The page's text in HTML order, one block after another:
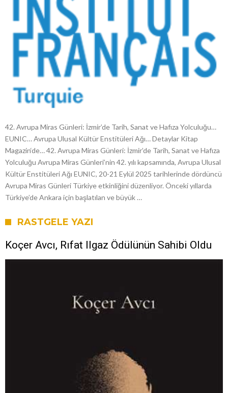
42. Avrupa Miras Günleri: İzmir’de Tarih, Sanat ve Hafıza Yolculuğu…
EUNIC… Avrupa Ulusal Kültür Enstitüleri Ağı… Detaylar Kitap
Magazin‘de… 42. Avrupa Miras Günleri: İzmir’de Tarih, Sanat ve Hafıza
Yolculuğu Avrupa Miras Günleri’nin 42. yılı kapsamında, Avrupa Ulusal
Kültür Enstitüleri Ağı EUNIC, 20-21 Eylül 2025 tarihlerinde dördüncü
Avrupa Miras Günleri Türkiye etkinliğini düzenliyor. Önceki yıllarda
Türkiye’de Ankara için başlatılan ve büyük …
RASTGELE YAZI
Koçer Avcı, Rıfat Ilgaz Ödülünün Sahibi Oldu